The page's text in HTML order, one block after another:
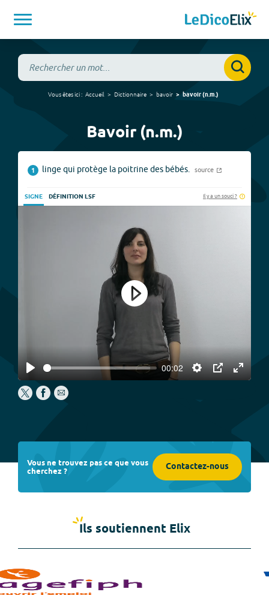
Vous êtes ici : Accueil Dictionnaire bavoir bavoir(n.m.)
Bavoir (n.m.)
1 linge qui protège la poitrine des bébés. source
SIGNE DÉFINITION LSF Il y a un souci ?
Play
00:02
Settings
PIP
Enter
Play
Vous ne trouvez pas ce que vous
cherchez ? Contactez-nous
Ils soutiennent Elix